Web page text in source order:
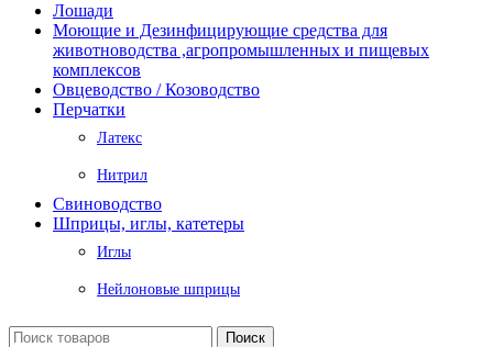
Лошади
Моющие и Дезинфицирующие средства для
животноводства ,агропромышленных и пищевых
комплексов
Овцеводство / Козоводство
Перчатки
Латекс
Нитрил
Свиноводство
Шприцы, иглы, катетеры
Иглы
Нейлоновые шприцы
Поиск